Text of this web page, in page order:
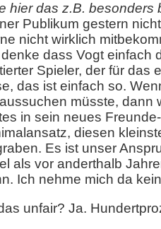
hier das z.B. besonders
Publikum gestern
nicht wirklich
dass Vogt einfach
Spieler, der für
das ist einfach so.
müsste, dann
in sein neues
diesen
Es ist unser
als vor anderthalb
Ich nehme mich da
unfair? Ja.